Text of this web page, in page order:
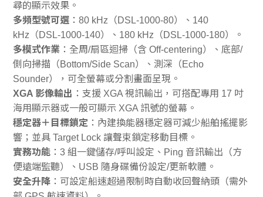
尋的顯示效果。
多頻型號可選 ：80 kHz（DSL-1000-80）、140
kHz（DSL-1000-140）、180 kHz（DSL-1000-180）。
多模式作業 ：全周/扇區迴掃（含 Off-centering）、底部/
側向掃描（Bottom/Side Scan）、測深（Echo
Sounder），可全螢幕或分割畫面呈現。
XGA 影像輸出 ：支援 XGA 視訊輸出，可搭配專用 17 吋
海用顯示器或一般可顯示 XGA 訊號的螢幕。
穩定器＋目標鎖定 ：內建換能器穩定器可減少船舶搖擺影
響；並具 Target Lock 讓聲束鎖定移動目標。
實務功能 ：3 組一鍵儲存/呼叫設定、Ping 音訊輸出（方
便遠端監聽）、USB 隨身碟備份設定/更新軟體。
安全升降 ：可設定船速超過限制時自動收回聲納頭（需外